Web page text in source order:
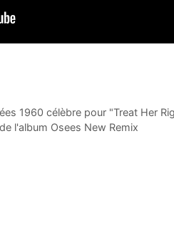
1960 célèbre pour "Treat Her
l'album Osees New Remix